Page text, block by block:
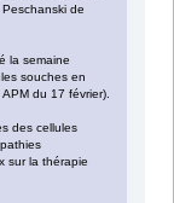
de
la semaine
souches en
du 17 février).
des cellules
sur la thérapie